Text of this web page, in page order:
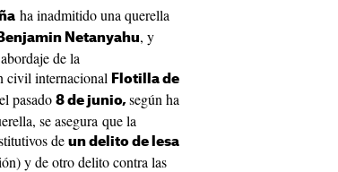
ha inadmitido una querella
Benjamin Netanyahu, y
de la
civil internacional Flotilla de
pasado 8 de junio, según ha
se asegura que la
de un delito de lesa
y de otro delito contra las